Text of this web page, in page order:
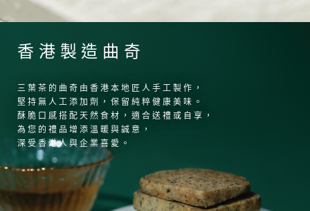
香港製造曲奇
三葉茶的曲奇由香港本地匠人手工製作，
堅持無人工添加劑，保留純粹健康美味。
酥脆口感搭配天然食材，適合送禮或自享，
為您的禮品增添溫暖與誠意，
深受香港人與企業喜愛。